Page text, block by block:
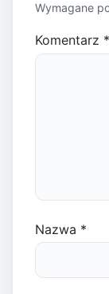
Wymagane
Komentarz *
Nazwa *